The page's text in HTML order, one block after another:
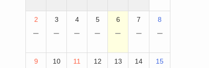
2
−
3
−
4
−
5
−
6
−
7
−
8
−
9 10 11 12 13 14 15